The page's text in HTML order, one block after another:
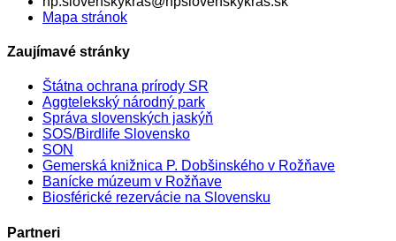
Mapa stránok
Zaujímavé stránky
Štátna ochrana prírody SR
Aggtelekský národný park
Správa slovenských jaskýň
SOS/Birdlife Slovensko
SON
Gemerská knižnica P. Dobšinského v Rožňave
Banícke múzeum v Rožňave
Biosférické rezervácie na Slovensku
Partneri